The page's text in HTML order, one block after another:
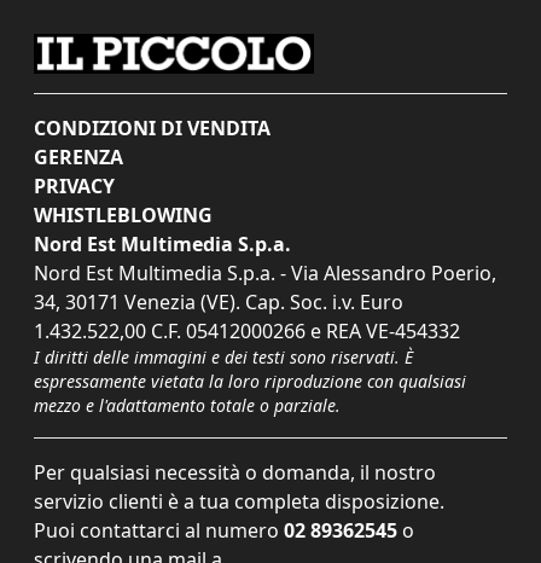
CONDIZIONI DI VENDITA
GERENZA
PRIVACY
WHISTLEBLOWING
Nord Est Multimedia S.p.a.
Nord Est Multimedia S.p.a. - Via Alessandro Poerio,
34, 30171 Venezia (VE). Cap. Soc. i.v. Euro
1.432.522,00 C.F. 05412000266 e REA VE-454332
I diritti delle immagini e dei testi sono riservati. È
espressamente vietata la loro riproduzione con qualsiasi
mezzo e l'adattamento totale o parziale.
Per qualsiasi necessità o domanda, il nostro
servizio clienti è a tua completa disposizione.
Puoi contattarci al numero 02 89362545 o